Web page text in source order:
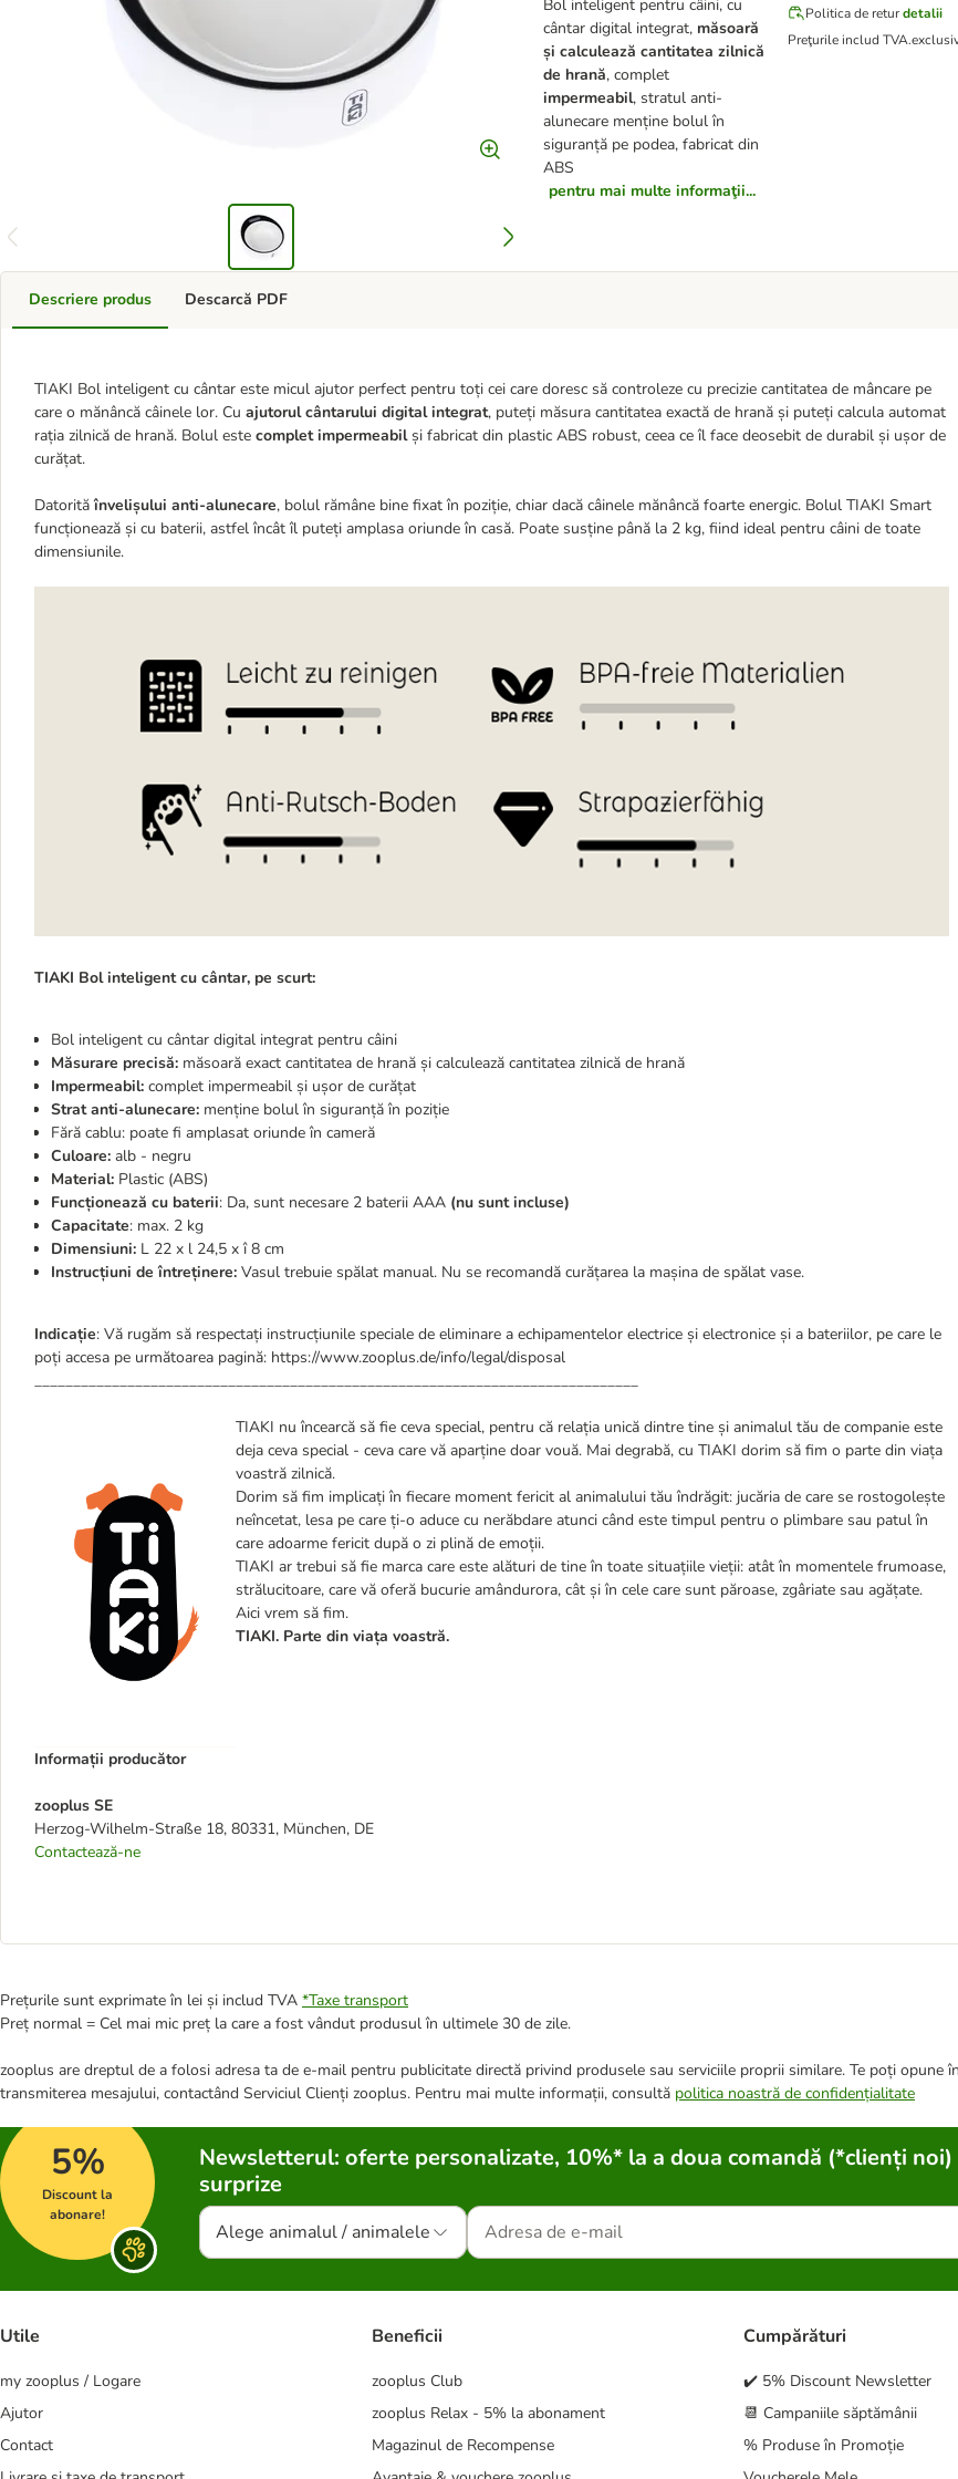
Bol inteligent pentru câini, cu
cântar digital integrat, măsoară
și calculează cantitatea zilnică
de hrană, complet
impermeabil, stratul anti-
alunecare menține bolul în
siguranță pe podea, fabricat din
ABS
pentru mai multe informaţii...
Politica de retur detalii
Preţurile includ TVA.
Descriere produs
TIAKI Bol inteligent cu cântar este micul ajutor perfect pentru toți cei care doresc să controleze cu precizie cantitatea de mâncare pe
care o mănâncă câinele lor. Cu ajutorul cântarului digital integrat, puteți măsura cantitatea exactă de hrană și puteți calcula automat
rația zilnică de hrană. Bolul este complet impermeabil și fabricat din plastic ABS robust, ceea ce îl face deosebit de durabil și ușor de
curățat.
Datorităînvelișului anti-alunecare, bolul rămâne bine fixat în poziție, chiar dacă câinele mănâncă foarte energic. Bolul TIAKI Smart
funcționează și cu baterii, astfel încât îl puteți amplasa oriunde în casă. Poate susține până la 2 kg, fiind ideal pentru câini de toate
dimensiunile.
TIAKI Bol inteligent cu cântar, pe scurt:
Bol inteligent cu cântar digital integrat pentru câini
Măsurare precisă: măsoară exact cantitatea de hrană și calculează cantitatea zilnică de hrană
Impermeabil: complet impermeabil și ușor de curățat
Strat anti-alunecare: menține bolul în siguranță în poziție
Fără cablu: poate fi amplasat oriunde în cameră
Culoare: alb - negru
Material: Plastic (ABS)
Funcționează cu baterii: Da, sunt necesare 2 baterii AAA (nu sunt incluse)
Capacitate: max. 2 kg
Dimensiuni: L 22 x l 24,5 x î 8 cm
Instrucțiuni de întreținere: Vasul trebuie spălat manual. Nu se recomandă curățarea la mașina de spălat vase.
Indicație: Vă rugăm să respectați instrucțiunile speciale de eliminare a echipamentelor electrice și electronice și a bateriilor, pe care le
poți accesa pe următoarea pagină: https://www.zooplus.de/info/legal/disposal
______________________________________________________________________________
TIAKI nu încearcă să fie ceva special, pentru că relația unică dintre tine și animalul tău de companie este
deja ceva special - ceva care vă aparține doar vouă. Mai degrabă, cu TIAKI dorim să fim o parte din viața
voastră zilnică.
Dorim să fim implicați în fiecare moment fericit al animalului tău îndrăgit: jucăria de care se rostogolește
neîncetat, lesa pe care ți-o aduce cu nerăbdare atunci când este timpul pentru o plimbare sau patul în
care adoarme fericit după o zi plină de emoții.
TIAKI ar trebui să fie marca care este alături de tine în toate situațiile vieții: atât în momentele frumoase,
strălucitoare, care vă oferă bucurie amândurora, cât și în cele care sunt păroase, zgâriate sau agățate.
Aici vrem să fim.
TIAKI. Parte din viața voastră.
Informații producător
zooplus SE
Herzog-Wilhelm-Straße 18, 80331, München, DE
Contactează-ne
Descarcă PDF
Prețurile sunt exprimate în lei și includ TVA *Taxe transport
Preț normal = Cel mai mic preț la care a fost vândut produsul în ultimele 30 de zile.
zooplus are dreptul de a folosi adresa ta de e-mail pentru publicitate directă privind produsele sau serviciile proprii similare. Te poți
transmiterea mesajului, contactând Serviciul Clienți zooplus. Pentru mai multe informații, consultă politica noastră de confidențialitate
5%
Discount la
abonare!
Newsletterul: oferte personalizate, 10%* la a doua comandă (*clienți
surprize
Alege animalul / animalele
Utile
my zooplus / Logare
Ajutor
Contact
Beneficii
zooplus Club
zooplus Relax - 5% la abonament
Magazinul de Recompense
Cumpărături
✔️ 5% Discount Newsletter
📆 Campaniile săptămânii
% Produse în Promoție